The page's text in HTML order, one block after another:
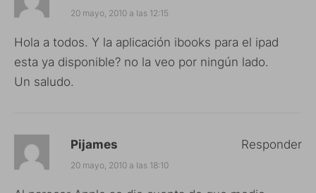
20 mayo, 2010 a las 12:15
Hola a todos. Y la aplicación ibooks para el ipad
esta ya disponible? no la veo por ningún lado.
Un saludo.
Pijames
20 mayo, 2010 a las 18:10
Responder